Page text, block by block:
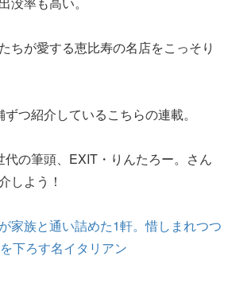
ちが愛する恵比寿の名店をこっそり
つ紹介しているこちらの連載。
の筆頭、EXIT・りんたろー。さん
しよう！
家族と通い詰めた1軒。惜しまれつつ
下ろす名イタリアン